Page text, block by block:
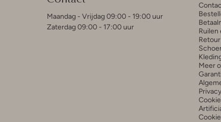
Maandag - Vrijdag 09:00 - 19:00 uur
Zaterdag 09:00 - 17:00 uur
Ruilen
Meer